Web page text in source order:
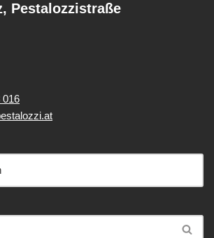
Pestalozzistraße
016